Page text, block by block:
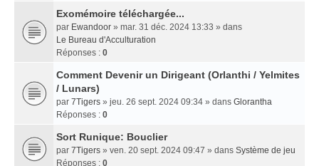
Exomémoire téléchargée...
par Ewandoor » mar. 31 déc. 2024 13:33 » dans
Le Bureau d'Acculturation
Réponses : 0
Comment Devenir un Dirigeant (Orlanthi / Yelmites
/ Lunars)
par 7Tigers » jeu. 26 sept. 2024 09:34 » dans Glorantha
Réponses : 0
Sort Runique: Bouclier
par 7Tigers » ven. 20 sept. 2024 09:47 » dans Système de jeu
Réponses : 0